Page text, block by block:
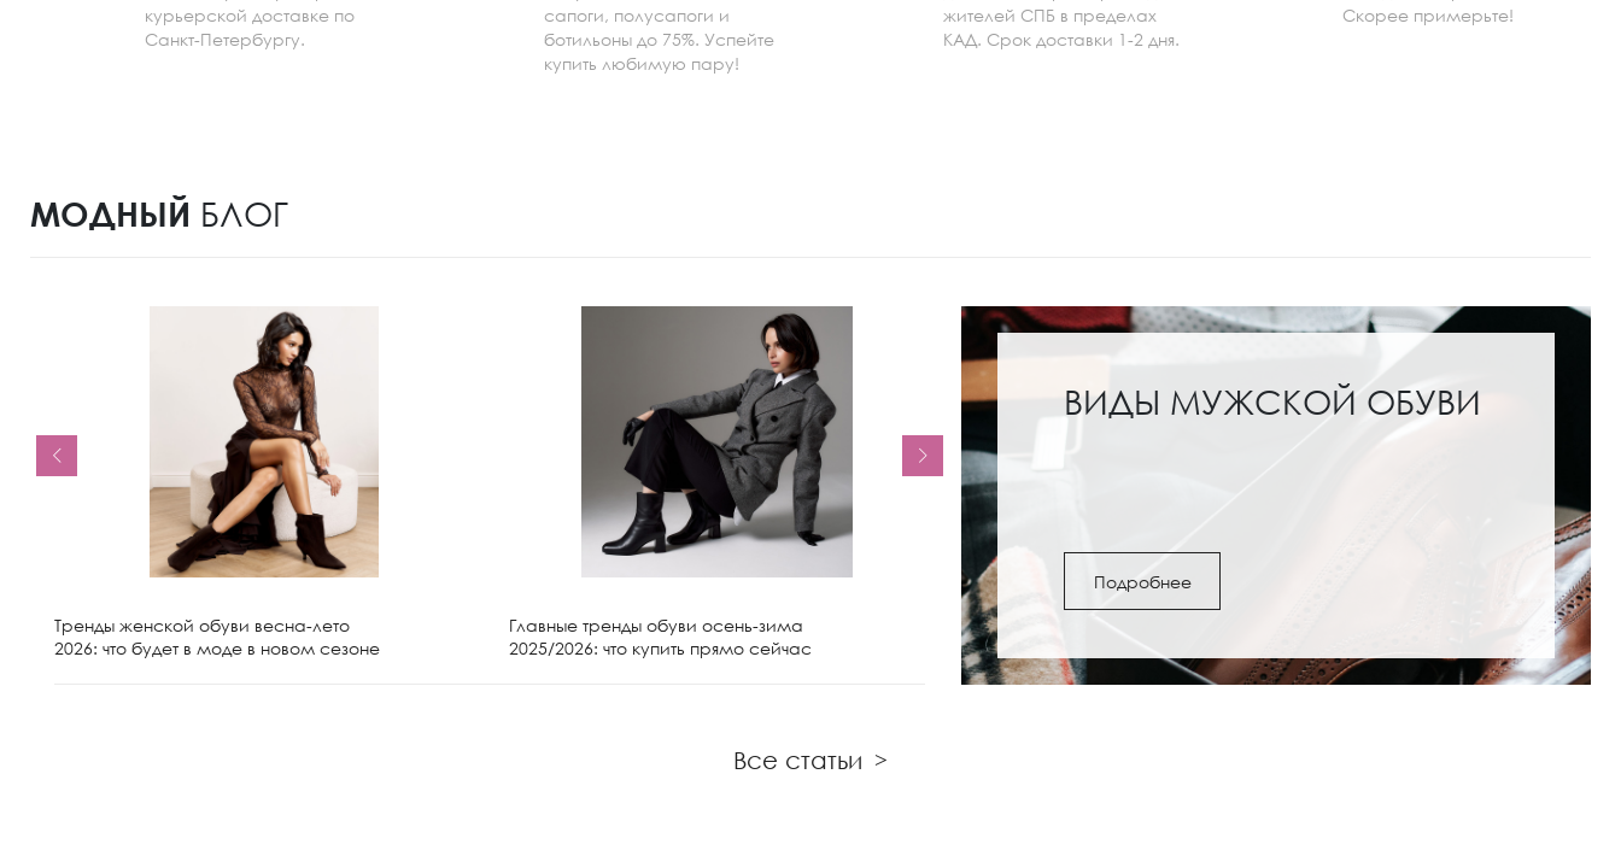
курьерской доставке по
Санкт-Петербургу.
сапоги, полусапоги и
ботильоны до 75%. Успейте
купить любимую пару!
жителей СПБ в пределах
КАД. Срок доставки 1-2 дня.
Скорее примерьте!
МОДНЫЙ БЛОГ
Тренды женской обуви весна-лето
2026: что будет в моде в новом сезоне
Главные тренды обуви осень-зима
2025/2026: что купить прямо сейчас
Женские сапоги и полусапожки: с
чем носить и как выбрать
Обувь под женские
ВИДЫ МУЖСКОЙ ОБУВИ
Подробнее
Все статьи >